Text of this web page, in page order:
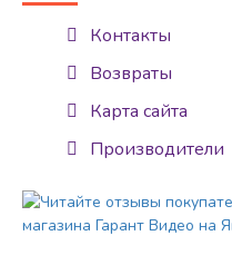
Контакты
Возвраты
Карта сайта
Производители